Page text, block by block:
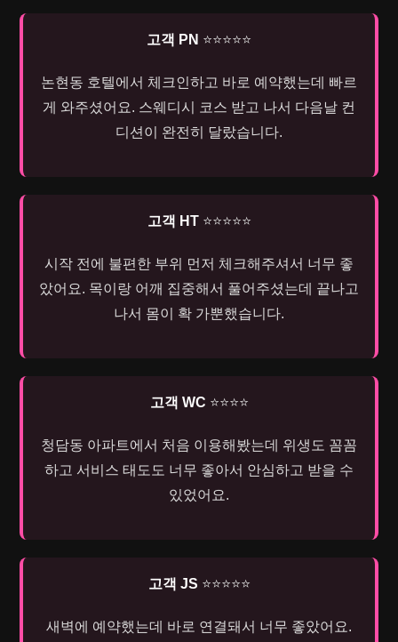
고객 PN ⭐⭐⭐⭐⭐
논현동 호텔에서 체크인하고 바로 예약했는데 빠르
게 와주셨어요. 스웨디시 코스 받고 나서 다음날 컨
디션이 완전히 달랐습니다.
고객 HT⭐⭐⭐⭐⭐
시작 전에 불편한 부위 먼저 체크해주셔서 너무 좋
았어요. 목이랑 어깨 집중해서 풀어주셨는데 끝나고
나서 몸이 확 가뿐했습니다.
고객 WC ⭐⭐⭐⭐
청담동 아파트에서 처음 이용해봤는데 위생도 꼼꼼
하고 서비스 태도도 너무 좋아서 안심하고 받을 수
있었어요.
고객 JS ⭐⭐⭐⭐⭐
새벽에 예약했는데 바로 연결돼서 너무 좋았어요.